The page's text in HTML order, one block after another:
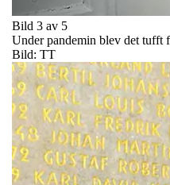
Bild 3 av 5
Under pandemin blev det tufft
Bild: TT